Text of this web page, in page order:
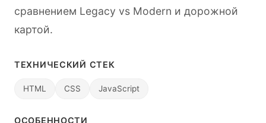
сравнением Legacy vs Modern и дорожной
картой.
ТЕХНИЧЕСКИЙ СТЕК
HTML CSS JavaScript
ОСОБЕННОСТИ